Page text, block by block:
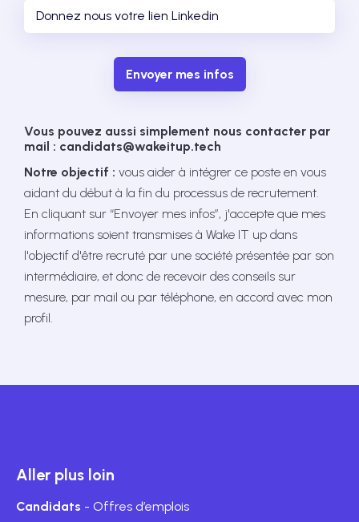
Envoyer mes infos
Vous pouvez aussi simplement nous contacter par
mail : candidats@wakeitup.tech
Notre objectif : vous aider à intégrer ce poste en vous
aidant du début à la fin du processus de recrutement.
En cliquant sur “Envoyer mes infos”, j'accepte que mes
informations soient transmises à Wake IT up dans
l'objectif d'être recruté par une société présentée par son
intermédiaire, et donc de recevoir des conseils sur
mesure, par mail ou par téléphone, en accord avec mon
profil.
Aller plus loin
Candidats - Offres d’emplois